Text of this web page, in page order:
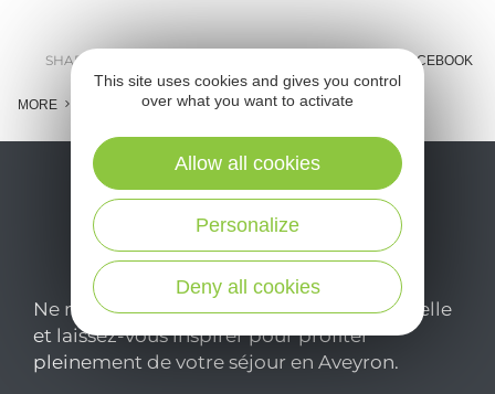
SHARE : FACEBOOK
MORE
Ne manquez pas notre newsletter mensuelle
et laissez-vous inspirer pour profiter
pleinement de votre séjour en Aveyron.
This site uses cookies and gives you control
over what you want to activate
Deny all cookies
Personalize
Allow all cookies